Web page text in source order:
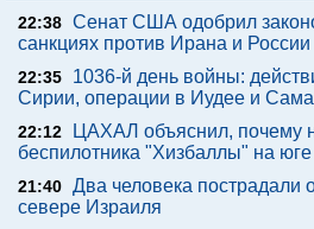
22:38 Сенат США одобрил
санкциях против Ирана и России
22:35
1036-й день войны:
Сирии, операции в Иудее и
22:12
ЦАХАЛ объяснил, почему
беспилотника "Хизбаллы" на
21:40 Два человека пострадали
севере Израиля